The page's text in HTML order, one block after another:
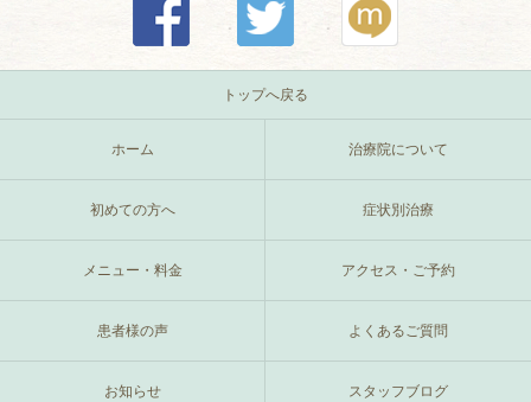
トップへ戻る
ホーム 治療院について
初めての方へ 症状別治療
メニュー・料金 アクセス・ご予約
患者様の声 よくあるご質問
お知らせ スタッフブログ